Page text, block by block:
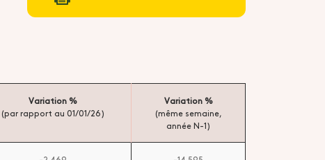
Variation %
(par rapport au 01/01/26)
Variation %
(même semaine,
année N-1)